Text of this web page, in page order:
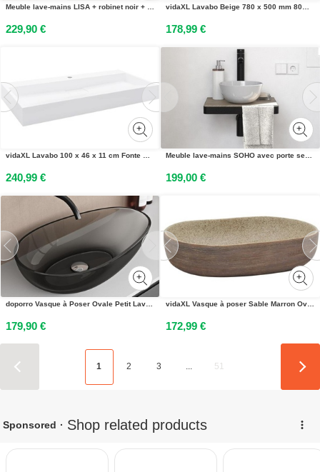
Meuble lave-mains LISA + robinet noir + miroir ovale
229,90 €
vidaXL Lavabo Beige 780 x 500 mm 80% Quartz et 20% Résine
178,99 €
vidaXL Lavabo 100 x 46 x 11 cm Fonte minérale/fonte de marbre blanc
240,99 €
Meuble lave-mains SOHO avec porte serviette, vasque blanche et robinet
199,00 €
doporro Vasque à Poser Ovale Petit Lave Mains Lavabo 60x36x14cm Gris en Résine Transparente Salle de Bain WC Invités Coloria04
179,90 €
vidaXL Vasque à poser Sable Marron Ovale 59x40x14 cm Céramique
172,99 €
1 2 3 ... 51